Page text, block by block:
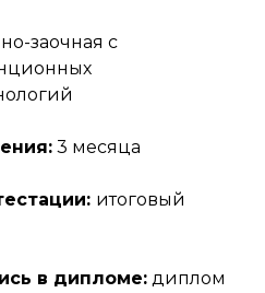
заочная с
3 месяца
итоговый
в дипломе: диплом